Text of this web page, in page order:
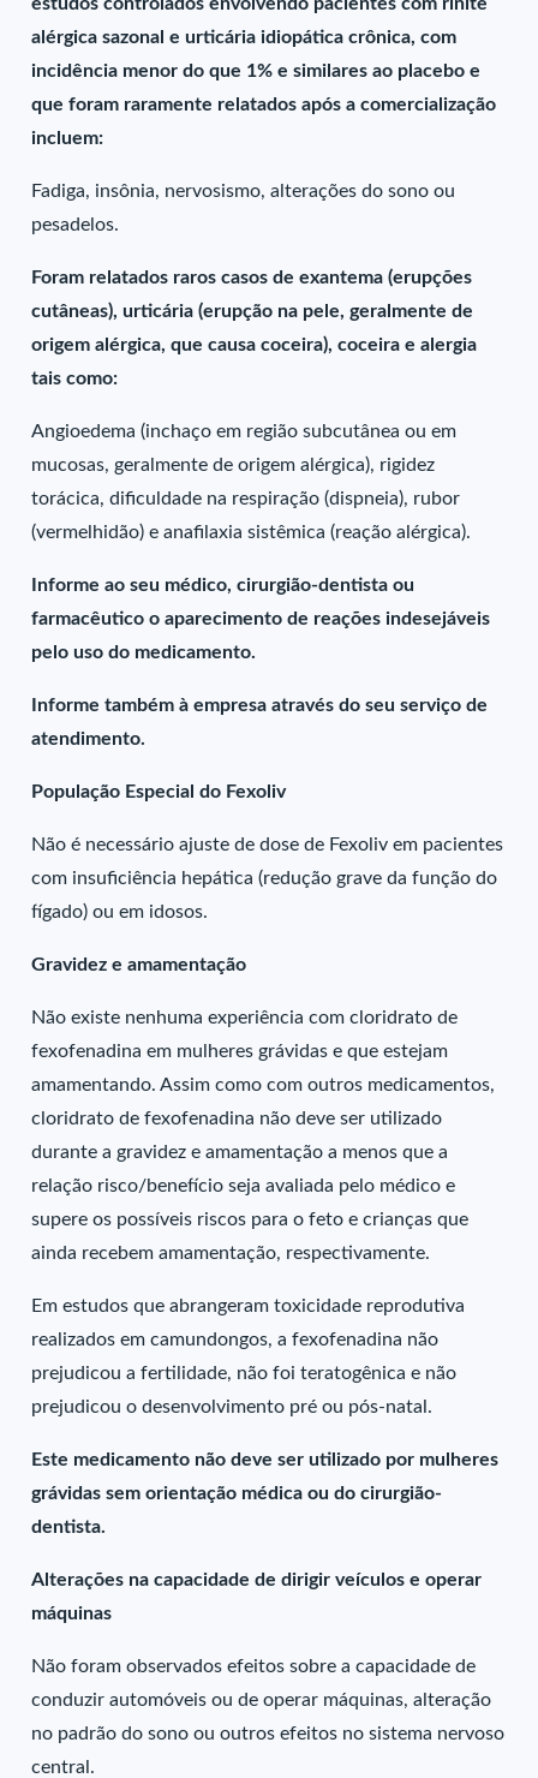
alérgica sazonal e urticária idiopática crônica, com
incidência menor do que 1% e similares ao placebo e
que foram raramente relatados após a comercialização
incluem:
Fadiga, insônia, nervosismo, alterações do sono ou
pesadelos.
Foram relatados raros casos de exantema (erupções
cutâneas), urticária (erupção na pele, geralmente de
origem alérgica, que causa coceira), coceira e alergia
tais como:
Angioedema (inchaço em região subcutânea ou em
mucosas, geralmente de origem alérgica), rigidez
torácica, dificuldade na respiração (dispneia), rubor
(vermelhidão) e anafilaxia sistêmica (reação alérgica).
Informe ao seu médico, cirurgião-dentista ou
farmacêutico o aparecimento de reações indesejáveis
pelo uso do medicamento.
Informe também à empresa através do seu serviço de
atendimento.
População Especial do Fexoliv
Não é necessário ajuste de dose de Fexoliv em pacientes
com insuficiência hepática (redução grave da função do
fígado) ou em idosos.
Gravidez e amamentação
Não existe nenhuma experiência com cloridrato de
fexofenadina em mulheres grávidas e que estejam
amamentando. Assim como com outros medicamentos,
cloridrato de fexofenadina não deve ser utilizado
durante a gravidez e amamentação a menos que a
relação risco/benefício seja avaliada pelo médico e
supere os possíveis riscos para o feto e crianças que
ainda recebem amamentação, respectivamente.
Em estudos que abrangeram toxicidade reprodutiva
realizados em camundongos, a fexofenadina não
prejudicou a fertilidade, não foi teratogênica e não
prejudicou o desenvolvimento pré ou pós-natal.
Este medicamento não deve ser utilizado por mulheres
grávidas sem orientação médica ou do cirurgião-
dentista.
Alterações na capacidade de dirigir veículos e operar
máquinas
Não foram observados efeitos sobre a capacidade de
conduzir automóveis ou de operar máquinas, alteração
no padrão do sono ou outros efeitos no sistema nervoso
central.